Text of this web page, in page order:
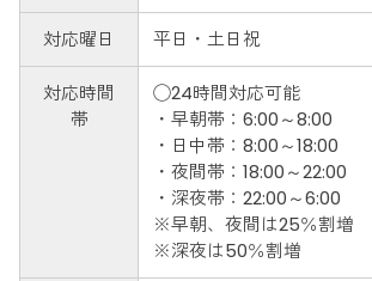
対応曜日 平日・土日祝
対応時間
帯
◯24時間対応可能
・早朝帯：6:00～8:00
・日中帯：8:00～18:00
・夜間帯：18:00～22:00
・深夜帯：22:00～6:00
※早朝、夜間は25％割増
※深夜は50％割増